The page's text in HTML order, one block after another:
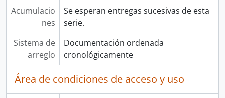
Acumulacio
nes
Se esperan entregas sucesivas de esta
serie.
Sistema de
arreglo
Documentación ordenada
cronológicamente
Área de condiciones de acceso y uso